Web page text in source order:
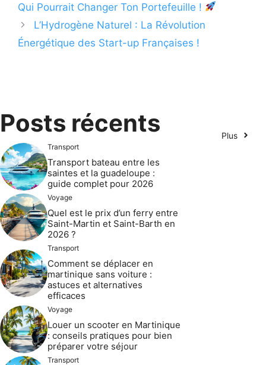
Qui Pourrait Changer Ton Portefeuille !
L’Hydrogène Naturel : La Révolution
Énergétique des Start-up Françaises !
Posts récents Plus
Transport
Transport bateau entre les
saintes et la guadeloupe :
guide complet pour 2026
Voyage
Quel est le prix d’un ferry entre
Saint-Martin et Saint-Barth en
2026 ?
Transport
Comment se déplacer en
martinique sans voiture :
astuces et alternatives
efficaces
Voyage
Louer un scooter en Martinique
: conseils pratiques pour bien
préparer votre séjour
Transport